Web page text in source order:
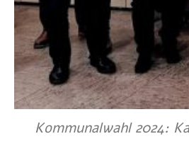
Kommunalwahl 2024: